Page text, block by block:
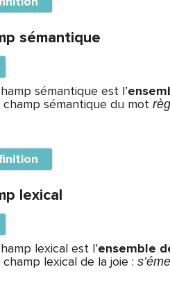
sémantique
sémantique est l’
champ sémantique du mot
lexical
lexical est l’ensemble
champ lexical de la joie :